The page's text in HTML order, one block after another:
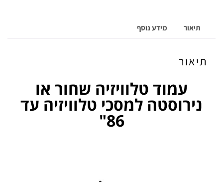
תיאור מידע נוסף
תיאור
עמוד טלוויזיה שחור או
נירוסטה למסכי טלוויזיה עד
86"